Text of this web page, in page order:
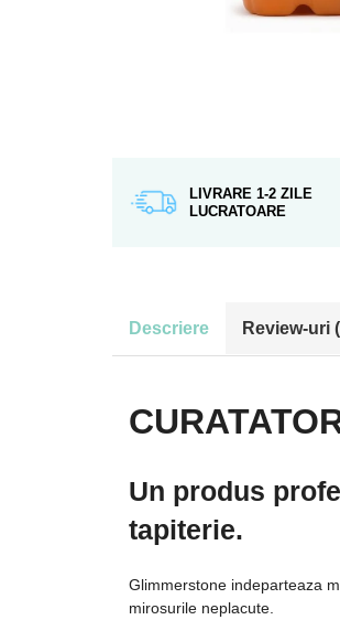
LIVRARE 1-2 ZILE
LUCRATOARE
Descriere Review-uri
Un produs
tapiterie.
Glimmerstone indeparteaza
mirosurile neplacute.